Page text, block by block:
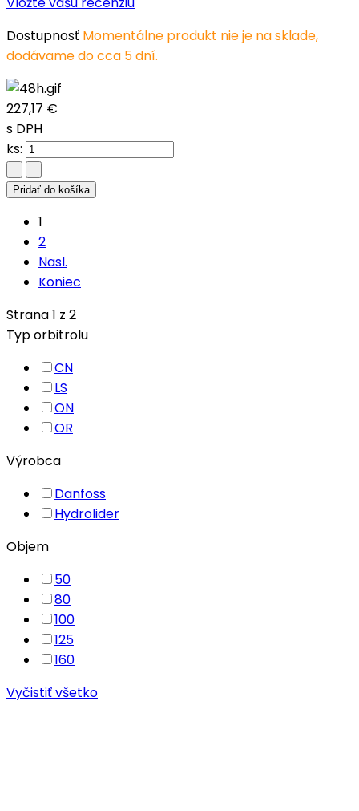
Dostupnosť Momentálne produkt nie je na sklade,
dodávame do cca 5 dní.
227,17 €
s DPH
ks:
Pridať do košíka
1
2
Nasl.
Koniec
Strana 1 z 2
Typ orbitrolu
CN
LS
ON
OR
Výrobca
Danfoss
Hydrolider
Objem
50
80
100
125
160
Vyčistiť všetko